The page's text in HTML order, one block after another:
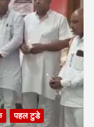
पहल टुडे